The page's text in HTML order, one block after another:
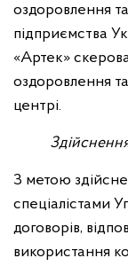
оздоровлення
підприємства
«Артек»
оздоровлення
центрі.
Здійснення
З метою
спеціалістами
договорів,
використання